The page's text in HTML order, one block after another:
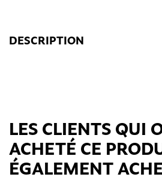
DESCRIPTION
LES CLIENTS QUI
ACHETÉ CE
ÉGALEMENT